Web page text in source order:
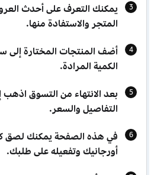
يمكنك التعرف على أحدث
المتجر والاستفادة منها.
أضف المنتجات المختارة
الكمية المرادة.
بعد الانتهاء من التسوق اذهب
التفاصيل والسعر.
في هذه الصفحة يمكنك
أورجانيك وتفعيله على طلبك.